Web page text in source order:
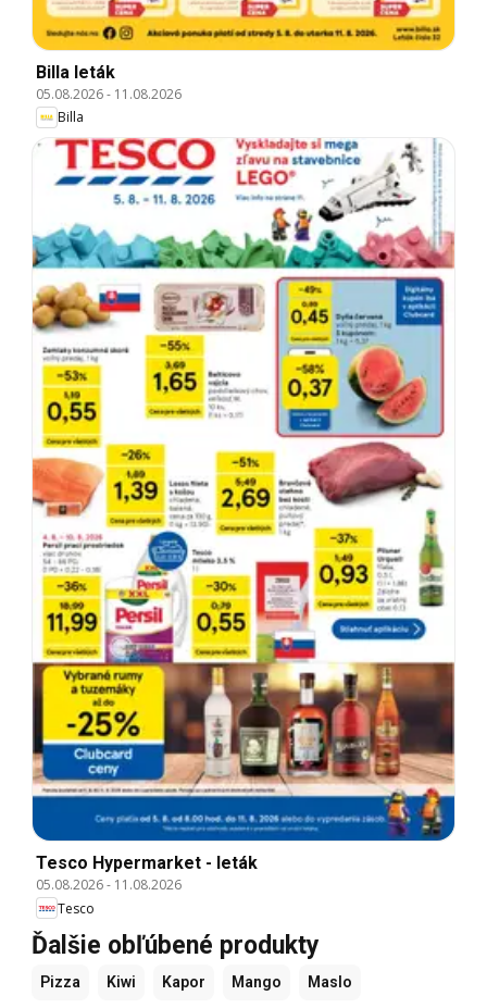
Billa leták
05.08.2026- 11.08.2026
Billa
Tesco Hypermarket - leták
05.08.2026- 11.08.2026
Tesco
Ďalšie obľúbené produkty
Pizza Kiwi Kapor Mango Maslo